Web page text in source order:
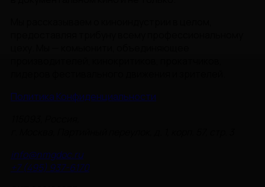
Политика Конфиденциальности
info@nmgdoc.ru
+7 (495) 937-6170